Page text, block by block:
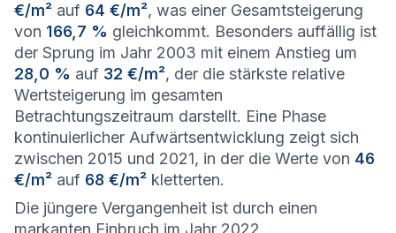
€/m² auf 64 €/m², was einer Gesamtsteigerung
von 166,7 % gleichkommt. Besonders auffällig ist
der Sprung im Jahr 2003 mit einem Anstieg um
28,0 % auf 32 €/m², der die stärkste relative
Wertsteigerung im gesamten
Betrachtungszeitraum darstellt. Eine Phase
kontinuierlicher Aufwärtsentwicklung zeigt sich
zwischen 2015 und 2021, in der die Werte von 46
€/m² auf 68 €/m² kletterten.
Die jüngere Vergangenheit ist durch einen
markanten Einbruch im Jahr 2022